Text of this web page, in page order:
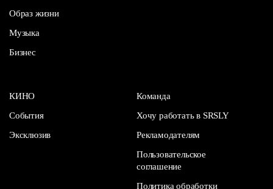
Образ жизни
Музыка
Бизнес
КИНО
События
Эксклюзив
Команда
Хочу работать в SRSLY
Рекламодателям
Пользовательское
соглашение
Политика обработки